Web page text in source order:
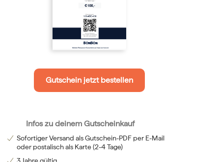
Gutschein jetzt bestellen
Infos zu deinem Gutscheinkauf
Sofortiger Versand als Gutschein-PDF per E-Mail
oder postalisch als Karte (2-4 Tage)
3 Jahre gültig.